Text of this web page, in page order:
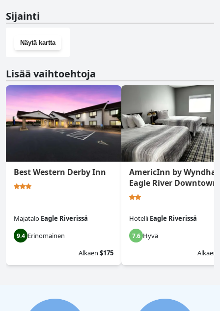
Sijainti
Näytä kartta
Lisää vaihtoehtoja
Best Western Derby Inn
Majatalo Eagle Riverissä
9.4 Erinomainen
Alkaen $175
AmericInn by
Eagle River Downtown
Hotelli Eagle Riverissä
7.6 Hyvä
Alkaen